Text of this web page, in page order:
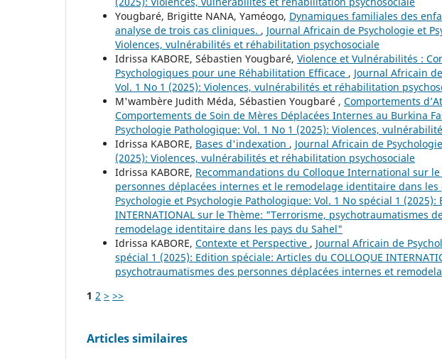
Yougbaré, Brigitte NANA, Yaméogo, Dynamiques familiales des
analyse de trois cas cliniques. , Journal Africain de Psychologie et
Violences, vulnérabilités et réhabilitation psychosociale
Idrissa KABORE, Sébastien Yougbaré, Violence et Vulnérabilités :
Psychologiques pour une Réhabilitation Efficace , Journal Africain
Vol. 1 No 1 (2025): Violences, vulnérabilités et réhabilitation
M'wambère Judith Méda, Sébastien Yougbaré , Comportements
Comportements de Soin de Mères Déplacées Internes au Burkina
Psychologie Pathologique: Vol. 1 No 1 (2025): Violences,
Idrissa KABORE, Bases d'indexation , Journal Africain de
(2025): Violences, vulnérabilités et réhabilitation psychosociale
Idrissa KABORE, Recommandations du Colloque International sur
personnes déplacées internes et le remodelage identitaire dans les
Psychologie et Psychologie Pathologique: Vol. 1 No spécial 1 (2025):
INTERNATIONAL sur le Thème: "Terrorisme, psychotraumatismes
remodelage identitaire dans les pays du Sahel"
Idrissa KABORE, Contexte et Perspective , Journal Africain de
spécial 1 (2025): Edition spéciale: Articles du COLLOQUE
psychotraumatismes des personnes déplacées internes et
1 2 > >>
Articles similaires